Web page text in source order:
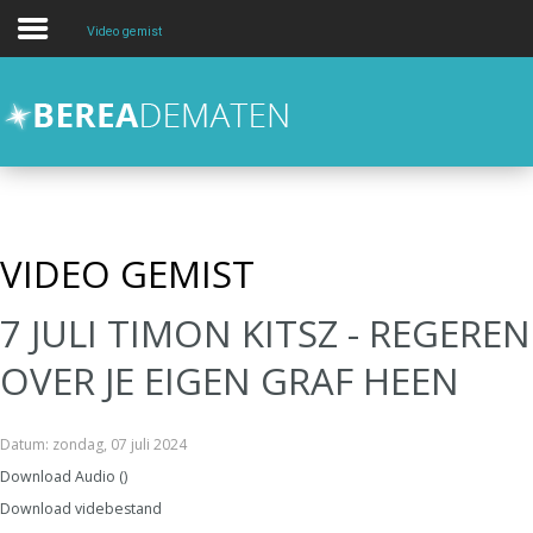
Contact
Zoeken
Video gemist
VIDEO GEMIST
7 JULI TIMON KITSZ - REGEREN
OVER JE EIGEN GRAF HEEN
Datum: zondag, 07 juli 2024
Download Audio ()
Download videbestand